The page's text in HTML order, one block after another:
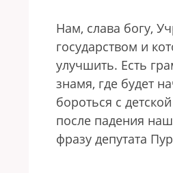
Нам, слава богу,
государством и
улучшить. Есть
знамя, где будет
бороться с
после падения
фразу депутата